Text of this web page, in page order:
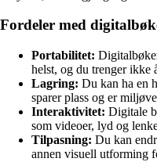
Fordeler med
Portabilitet:
helst, og du trenger ikke
Lagring: Du kan ha en
sparer plass og er
Interaktivitet: Digitale
som videoer, lyd og
Tilpasning: Du kan
annen visuell utforming